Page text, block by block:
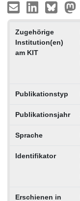
Zugehörige
Institution(en)
am KIT
Publikationstyp
Publikationsjahr
Sprache
Identifikator
Erschienen in